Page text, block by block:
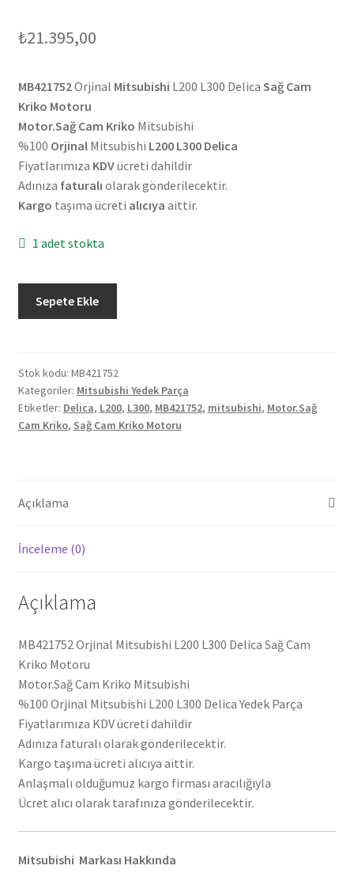
₺21.395,00
MB421752Orjinal Mitsubishi L200 L300 Delica Sağ Cam
Kriko Motoru
Motor.Sağ Cam Kriko Mitsubishi
%100 OrjinalMitsubishi L200 L300 Delica
Fiyatlarımıza KDVücreti dahildir
Adınıza faturalı olarak gönderilecektir.
Kargo taşıma ücreti alıcıya aittir.
1 adet stokta
Mitsubishi
Delica
Sağ
Cam
Kriko
Sepete Ekle
Stok kodu: MB421752
Kategoriler: Mitsubishi Yedek Parça
Etiketler: Delica, L200, L300, MB421752, mitsubishi, Motor.Sağ
Cam Kriko, Sağ Cam Kriko Motoru
Açıklama
İnceleme (0)
Açıklama
MB421752 Orjinal Mitsubishi L200 L300 Delica Sağ Cam
Kriko Motoru
Motor.Sağ Cam Kriko Mitsubishi
%100 Orjinal Mitsubishi L200 L300 Delica Yedek Parça
Fiyatlarımıza KDV ücreti dahildir
Adınıza faturalı olarak gönderilecektir.
Kargo taşıma ücreti alıcıya aittir.
Anlaşmalı olduğumuz kargo firması aracılığıyla
Ücret alıcı olarak tarafınıza gönderilecektir.
Mitsubishi Markası Hakkında